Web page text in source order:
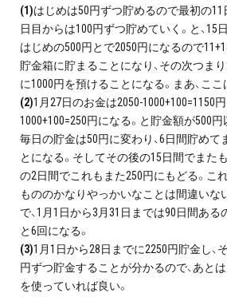
(1)はじめは50円ずつ貯めるので最初の11
日目からは100円ずつ貯めていく。と、15
はじめの500円とで2050円になるので
貯金箱に貯まることになり、その次つま
に1000円を預けることになる。まあ、ここ
(2)1月27日のお金は2050-1000+100=1150
1000+100=250円になる。と貯金額が500
毎日の貯金は50円に変わり、6日間貯めて
とになる。そしてその後の15日間でまた
の2日間でこれもまた250円にもどる。こ
もののかなりやっかいなことは間違いな
で、1月1日から3月31日までは90日間ある
と6回になる。
(3)1月1日から28日までに2250円貯金し、
円ずつ貯金することが分かるので、あと
を使っていれば良い。